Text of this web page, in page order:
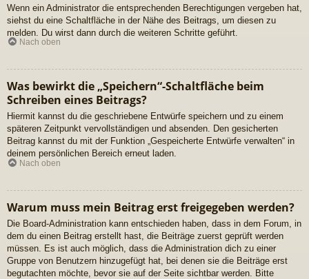
Wenn ein Administrator die entsprechenden Berechtigungen vergeben hat,
siehst du eine Schaltfläche in der Nähe des Beitrags, um diesen zu
melden. Du wirst dann durch die weiteren Schritte geführt.
Nach oben
Was bewirkt die „Speichern“-Schaltfläche beim
Schreiben eines Beitrags?
Hiermit kannst du die geschriebene Entwürfe speichern und zu einem
späteren Zeitpunkt vervollständigen und absenden. Den gesicherten
Beitrag kannst du mit der Funktion „Gespeicherte Entwürfe verwalten“ in
deinem persönlichen Bereich erneut laden.
Nach oben
Warum muss mein Beitrag erst freigegeben werden?
Die Board-Administration kann entschieden haben, dass in dem Forum, in
dem du einen Beitrag erstellt hast, die Beiträge zuerst geprüft werden
müssen. Es ist auch möglich, dass die Administration dich zu einer
Gruppe von Benutzern hinzugefügt hat, bei denen sie die Beiträge erst
begutachten möchte, bevor sie auf der Seite sichtbar werden. Bitte